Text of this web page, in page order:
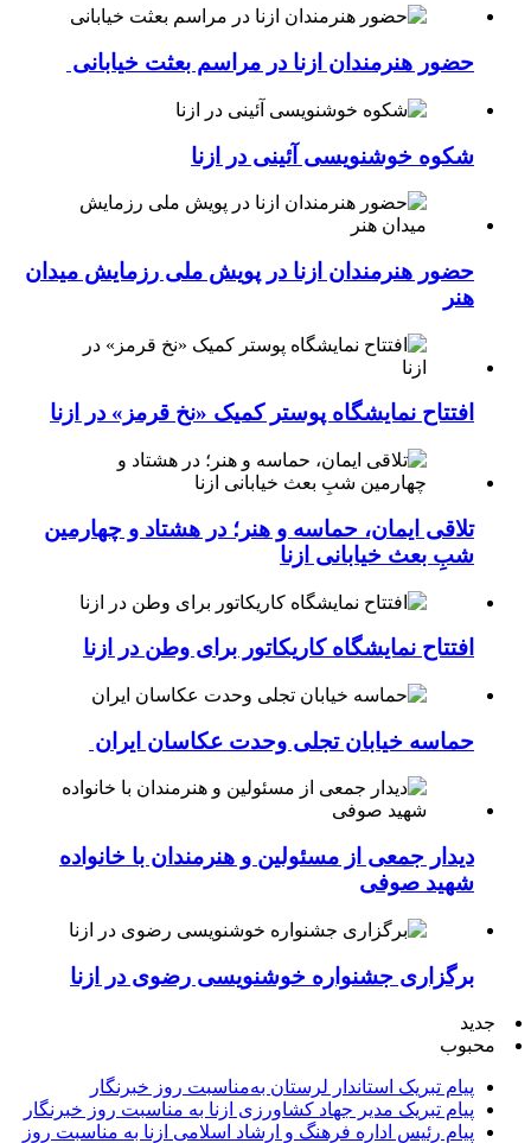
حضور هنرمندان ازنا در مراسم بعثت خیابانی
شکوه خوشنویسی آئینی در ازنا
حضور هنرمندان ازنا در پویش ملی رزمایش میدان
هنر
افتتاح نمایشگاه پوستر کمیک «نخ قرمز» در ازنا
تلاقی ایمان، حماسه و هنر؛ در هشتاد و چهارمین
شبِ بعث خیابانی ازنا
افتتاح نمایشگاه کاریکاتور برای وطن در ازنا
حماسه خیابان تجلی وحدت عکاسان ایران
دیدار جمعی از مسئولین و هنرمندان با خانواده
شهید صوفی
برگزاری جشنواره خوشنویسی رضوی در ازنا
جدید
محبوب
پیام تبریک استاندار لرستان به‌مناسبت روز خبرنگار
پیام تبریک مدیر جهاد کشاورزی ازنا به مناسبت روز خبرنگار
پیام رئیس اداره فرهنگ و ارشاد اسلامی ازنا به مناسبت روز